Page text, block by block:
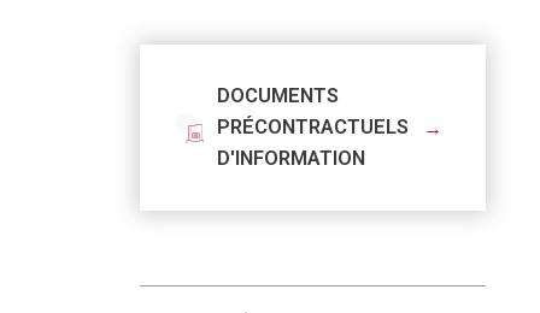
DEVENEZ PARTENAIREDOCUMENTS
PRÉCONTRACTUELS
D'INFORMATION